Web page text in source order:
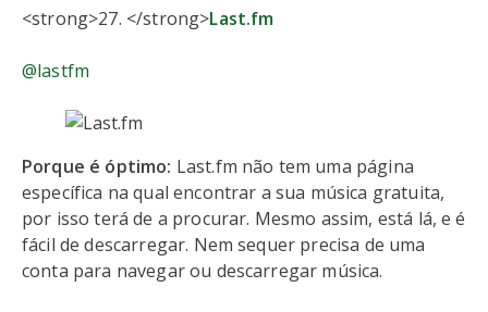
<strong>27. </strong>Last.fm
@lastfm
Porque é óptimo: Last.fm não tem uma página
específica na qual encontrar a sua música gratuita,
por isso terá de a procurar. Mesmo assim, está lá, e é
fácil de descarregar. Nem sequer precisa de uma
conta para navegar ou descarregar música.